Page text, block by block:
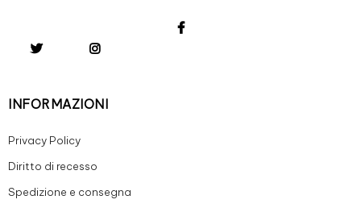
INFORMAZIONI
Privacy Policy
Diritto di recesso
Spedizione e consegna